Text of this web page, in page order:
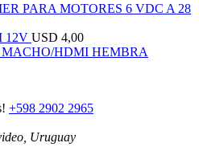
PARA MOTORES 6 VDC A 28
12V USD 4,00
HDMI HEMBRA
+598 2902 2965
Uruguay